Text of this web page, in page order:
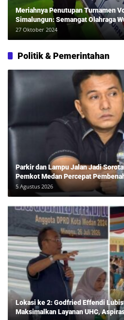
Meriahnya Penutupan Turnamen
Simalungun: Semangat Olahraga
Sehat Bersama Erwan Rozadi dan
27 Oktober 2024
Politik & Pemerintahan
Parkir dan Lampu Jalan Jadi
Pemkot Medan Percepat
5 Agustus 2026
Lokasi ke 2: Godfried Effendi Lubis
Maksimalkan Layanan UHC,